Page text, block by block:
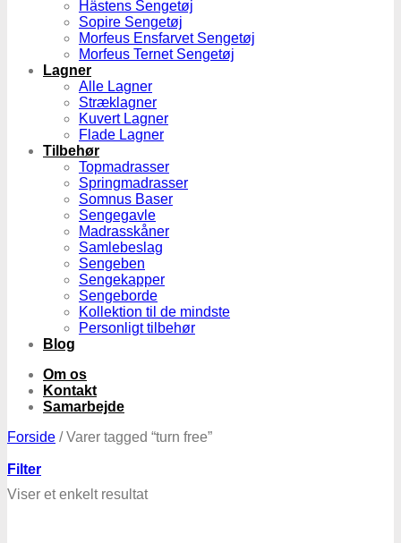
Hästens Sengetøj
Sopire Sengetøj
Morfeus Ensfarvet Sengetøj
Morfeus Ternet Sengetøj
Lagner
Alle Lagner
Stræklagner
Kuvert Lagner
Flade Lagner
Tilbehør
Topmadrasser
Springmadrasser
Somnus Baser
Sengegavle
Madrasskåner
Samlebeslag
Sengeben
Sengekapper
Sengeborde
Kollektion til de mindste
Personligt tilbehør
Blog
Om os
Kontakt
Samarbejde
Forside /Varer tagged “turn free”
Filter
Viser et enkelt resultat